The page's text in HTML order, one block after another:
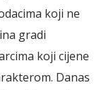
koji ne
gradi
koji cijene
Danas